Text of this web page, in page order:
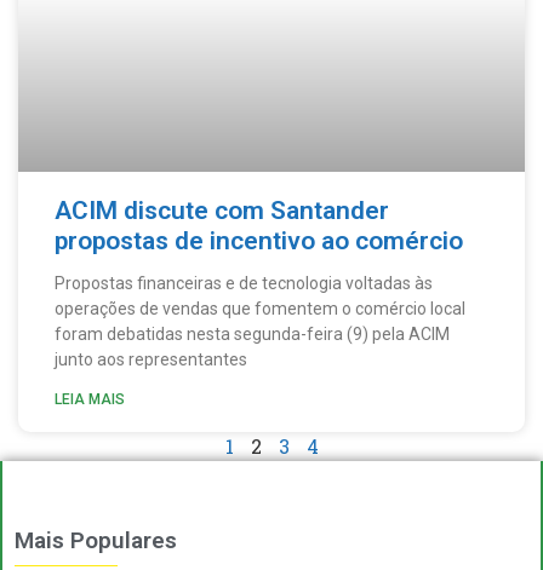
ACIM discute com Santander
propostas de incentivo ao comércio
Propostas financeiras e de tecnologia voltadas às
operações de vendas que fomentem o comércio local
foram debatidas nesta segunda-feira (9) pela ACIM
junto aos representantes
LEIA MAIS
1 2 3 4
Mais Populares